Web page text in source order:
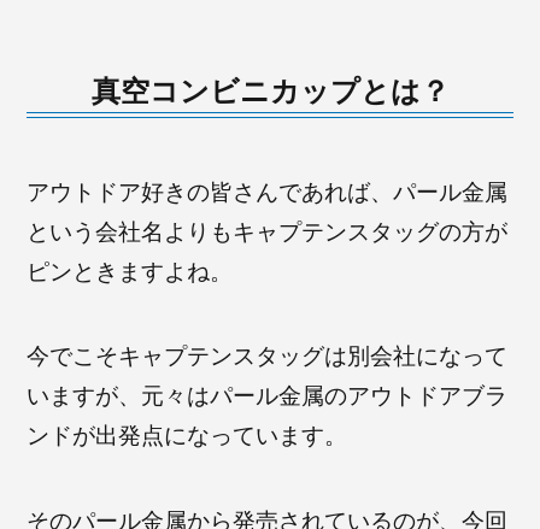
真空コンビニカップとは？
アウトドア好きの皆さんであれば、パール金属
という会社名よりもキャプテンスタッグの方が
ピンときますよね。
今でこそキャプテンスタッグは別会社になって
いますが、元々はパール金属のアウトドアブラ
ンドが出発点になっています。
そのパール金属から発売されているのが、今回